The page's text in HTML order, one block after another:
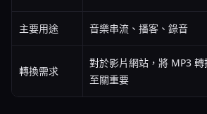
主要用途 音樂串流、播客、錄音
轉換需求
對於影片網站，將 MP3
至關重要